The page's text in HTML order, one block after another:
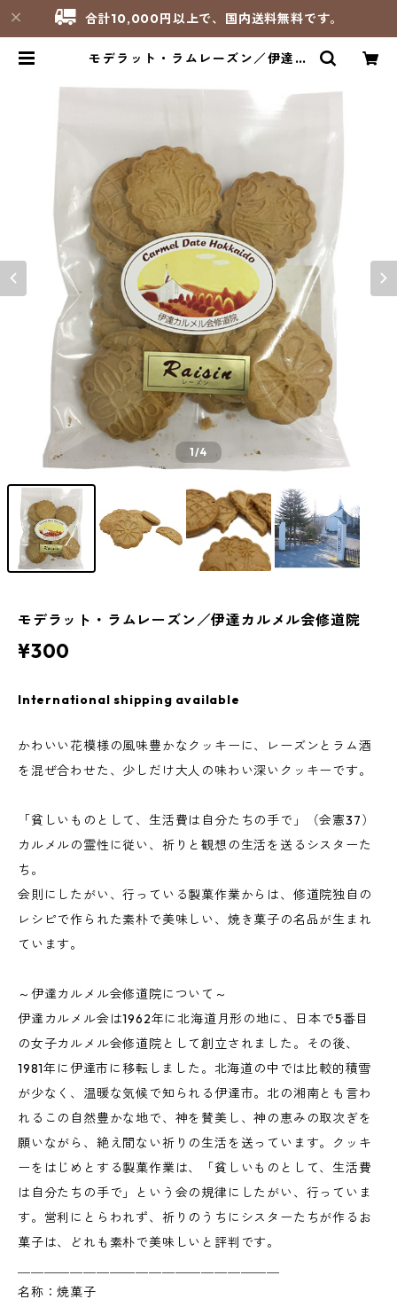
合計10,000円以上で、国内送料無料です。
モデラット・ラムレーズン／伊達カ
修道院製品のお店
1/4
モデラット・ラムレーズン／伊達カルメル会修道院
¥300
International shipping available
かわいい花模様の風味豊かなクッキーに、レーズンとラム酒
を混ぜ合わせた、少しだけ大人の味わい深いクッキーです。
「貧しいものとして、生活費は自分たちの手で」（会憲37）
カルメルの霊性に従い、祈りと観想の生活を送るシスターた
ち。
会則にしたがい、行っている製菓作業からは、修道院独自の
レシピで作られた素朴で美味しい、焼き菓子の名品が生まれ
ています。
～伊達カルメル会修道院について～
伊達カルメル会は1962年に北海道月形の地に、日本で5番目
の女子カルメル会修道院として創立されました。その後、
1981年に伊達市に移転しました。北海道の中では比較的積雪
が少なく、温暖な気候で知られる伊達市。北の湘南とも言わ
れるこの自然豊かな地で、神を賛美し、神の恵みの取次ぎを
願いながら、絶え間ない祈りの生活を送っています。クッキ
ーをはじめとする製菓作業は、「貧しいものとして、生活費
は自分たちの手で」という会の規律にしたがい、行っていま
す。営利にとらわれず、祈りのうちにシスターたちが作るお
菓子は、どれも素朴で美味しいと評判です。
名称：焼菓子